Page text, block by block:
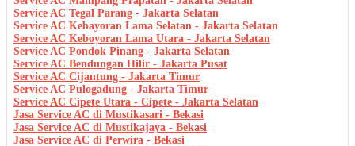
Service AC Tegal Parang - Jakarta Selatan
Service AC Kebayoran Lama Selatan - Jakarta Selatan
Service AC Keboyoran Lama Utara - Jakarta Selatan
Service AC Pondok Pinang - Jakarta Selatan
Service AC Bendungan Hilir - Jakarta Pusat
Service AC Cijantung - Jakarta Timur
Service AC Pulogadung - Jakarta Timur
Service AC Cipete Utara - Cipete - Jakarta Selatan
Jasa Service AC di Mustikasari - Bekasi
Jasa Service AC di Mustikajaya - Bekasi
Jasa Service AC di Perwira - Bekasi